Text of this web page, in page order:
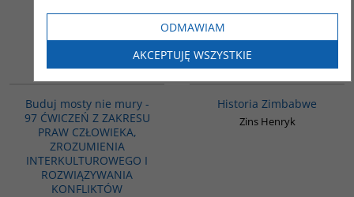
Buduj mosty nie mury -
97 ĆWICZEŃ Z ZAKRESU
PRAW CZŁOWIEKA,
ZROZUMIENIA
INTERKULTUROWEGO I
ROZWIĄZYWANIA
KONFLIKTÓW
Historia Zimbabwe
Zins Henryk
ODMAWIAM
AKCEPTUJĘ WSZYSTKIE